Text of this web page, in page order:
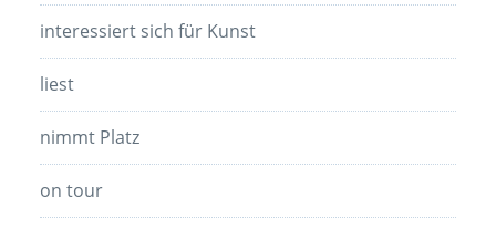
interessiert sich für Kunst
liest
nimmt Platz
on tour